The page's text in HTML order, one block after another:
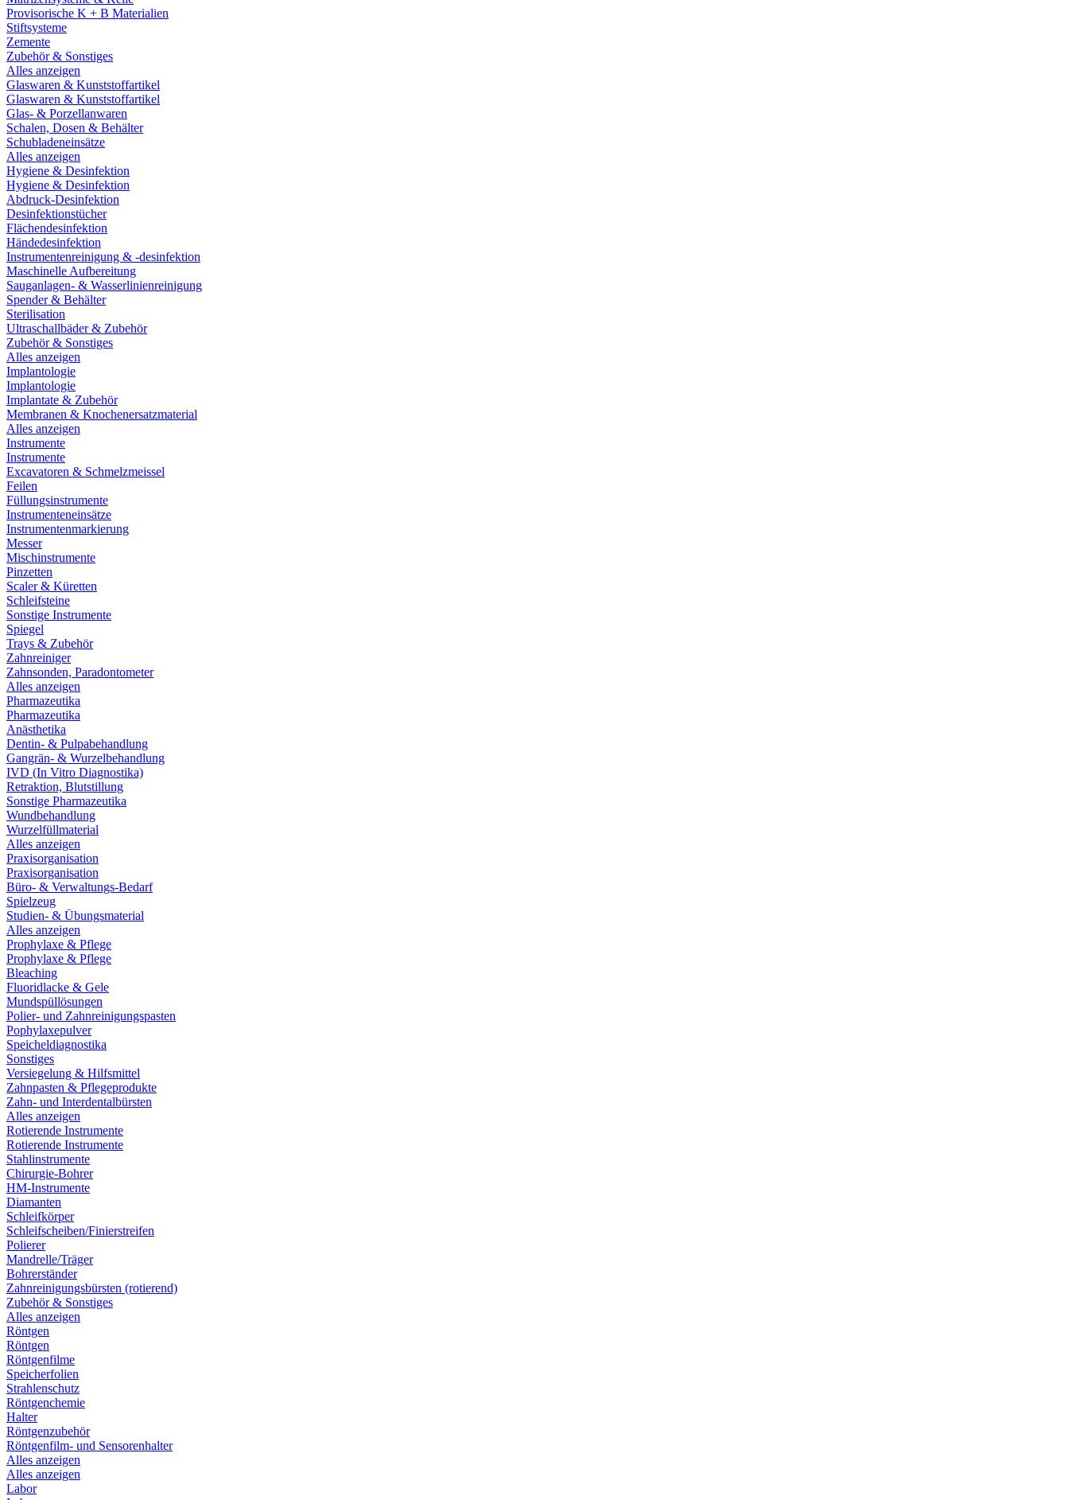
Provisorische K + B Materialien
Stiftsysteme
Zemente
Zubehör & Sonstiges
Alles anzeigen
Glaswaren & Kunststoffartikel
Glaswaren & Kunststoffartikel
Glas- & Porzellanwaren
Schalen, Dosen & Behälter
Schubladeneinsätze
Alles anzeigen
Hygiene & Desinfektion
Hygiene & Desinfektion
Abdruck-Desinfektion
Desinfektionstücher
Flächendesinfektion
Händedesinfektion
Instrumentenreinigung & -desinfektion
Maschinelle Aufbereitung
Sauganlagen- & Wasserlinienreinigung
Spender & Behälter
Sterilisation
Ultraschallbäder & Zubehör
Zubehör & Sonstiges
Alles anzeigen
Implantologie
Implantologie
Implantate & Zubehör
Membranen & Knochenersatzmaterial
Alles anzeigen
Instrumente
Instrumente
Excavatoren & Schmelzmeissel
Feilen
Füllungsinstrumente
Instrumenteneinsätze
Instrumentenmarkierung
Messer
Mischinstrumente
Pinzetten
Scaler & Küretten
Schleifsteine
Sonstige Instrumente
Spiegel
Trays & Zubehör
Zahnreiniger
Zahnsonden, Paradontometer
Alles anzeigen
Pharmazeutika
Pharmazeutika
Anästhetika
Dentin- & Pulpabehandlung
Gangrän- & Wurzelbehandlung
IVD (In Vitro Diagnostika)
Retraktion, Blutstillung
Sonstige Pharmazeutika
Wundbehandlung
Wurzelfüllmaterial
Alles anzeigen
Praxisorganisation
Praxisorganisation
Büro- & Verwaltungs-Bedarf
Spielzeug
Studien- & Übungsmaterial
Alles anzeigen
Prophylaxe & Pflege
Prophylaxe & Pflege
Bleaching
Fluoridlacke & Gele
Mundspüllösungen
Polier- und Zahnreinigungspasten
Pophylaxepulver
Speicheldiagnostika
Sonstiges
Versiegelung & Hilfsmittel
Zahnpasten & Pflegeprodukte
Zahn- und Interdentalbürsten
Alles anzeigen
Rotierende Instrumente
Rotierende Instrumente
Stahlinstrumente
Chirurgie-Bohrer
HM-Instrumente
Diamanten
Schleifkörper
Schleifscheiben/Finierstreifen
Polierer
Mandrelle/Träger
Bohrerständer
Zahnreinigungsbürsten (rotierend)
Zubehör & Sonstiges
Alles anzeigen
Röntgen
Röntgen
Röntgenfilme
Speicherfolien
Strahlenschutz
Röntgenchemie
Halter
Röntgenzubehör
Röntgenfilm- und Sensorenhalter
Alles anzeigen
Alles anzeigen
Labor